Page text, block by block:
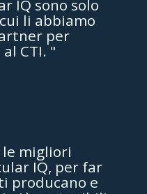
IQ sono solo
li abbiamo
per
CTI. "
le migliori
IQ, per far
producano e